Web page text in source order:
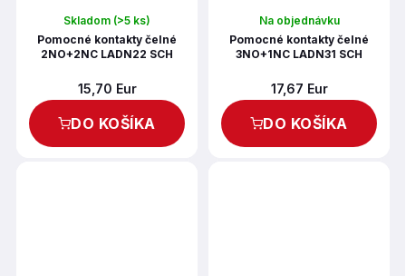
Skladom (>5 ks)
Pomocné kontakty čelné
2NO+2NC LADN22 SCH
15,70 Eur
DO KOŠÍKA
Na objednávku
Pomocné kontakty čelné
3NO+1NC LADN31 SCH
17,67 Eur
DO KOŠÍKA